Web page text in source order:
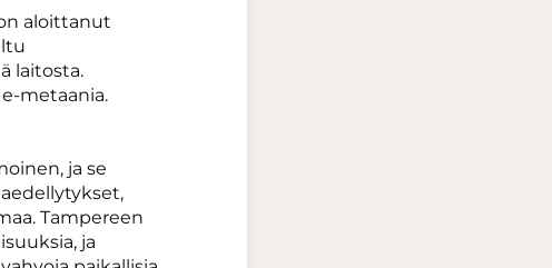
aloittanut
laitosta.
metaania.
ja se
Tampereen
ja